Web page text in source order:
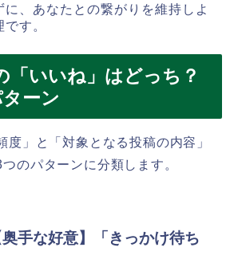
に、あなたとの繋がりを維持しよ
す。
「いいね」はどっち？
ーン
度」と「対象となる投稿の内容」
のパターンに分類します。
手な好意】「きっかけ待ち